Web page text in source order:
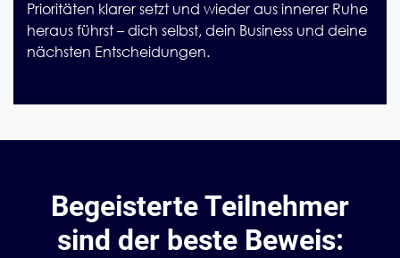
Prioritäten klarer setzt und wieder aus innerer Ruhe
heraus führst – dich selbst, dein Business und deine
nächsten Entscheidungen.
Begeisterte Teilnehmer
sind der beste Beweis: